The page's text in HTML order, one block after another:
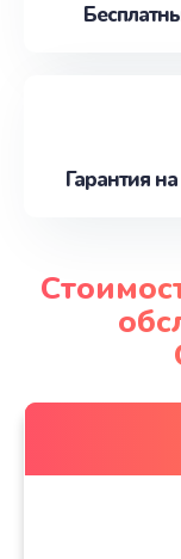
Гарантия